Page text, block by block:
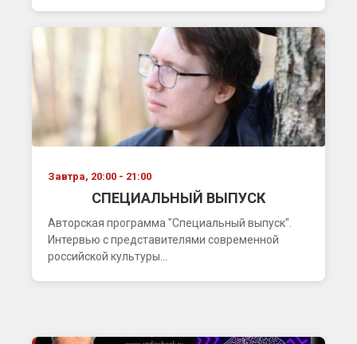
Завтра, 20:00 - 21:00
СПЕЦИАЛЬНЫЙ ВЫПУСК
Авторская программа "Специальный выпуск".
Интервью с представителями современной
российской культуры...